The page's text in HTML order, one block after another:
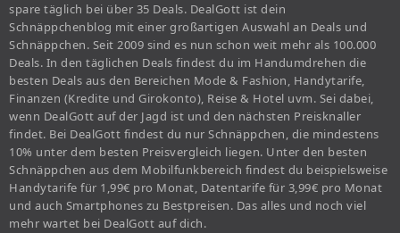
spare täglich bei über 35 Deals. DealGott ist dein
Schnäppchenblog mit einer großartigen Auswahl an Deals und
Schnäppchen. Seit 2009 sind es nun schon weit mehr als 100.000
Deals. In den täglichen Deals findest du im Handumdrehen die
besten Deals aus den Bereichen Mode & Fashion, Handytarife,
Finanzen (Kredite und Girokonto), Reise & Hotel uvm. Sei dabei,
wenn DealGott auf der Jagd ist und den nächsten Preisknaller
findet. Bei DealGott findest du nur Schnäppchen, die mindestens
10% unter dem besten Preisvergleich liegen. Unter den besten
Schnäppchen aus dem Mobilfunkbereich findest du beispielsweise
Handytarife für 1,99€ pro Monat, Datentarife für 3,99€ pro Monat
und auch Smartphones zu Bestpreisen. Das alles und noch viel
mehr wartet bei DealGott auf dich.